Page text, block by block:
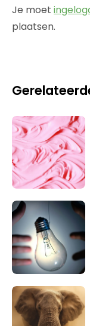
Je moet
plaatsen.